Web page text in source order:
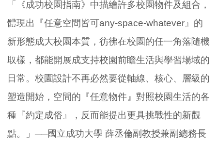
「《成功校園指南》中描繪許多校園物件及組合，
體現出『任意空間皆可any-space-whatever』的
新形態成大校園本質，彷彿在校園的任一角落隨機
取樣，都能開展成支持校園前瞻生活與學習場域的
日常。校園設計不再必然要從軸線、核心、層級的
塑造開始，空間的『任意物件』對照校園生活的各
種『約定成俗』，反而能提出更具挑戰性的新觀
點。」──國立成功大學 薛丞倫副教授兼副總務長